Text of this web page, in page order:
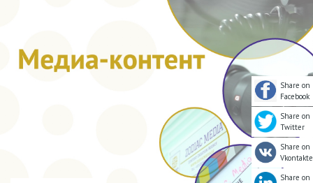
Share on
Facebook
Share on
Twitter
Share on
Vkontakte
Share on